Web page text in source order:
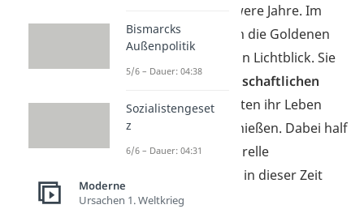
Deutschen viele schwere Jahre. Im
Vergleich dazu waren die Goldenen
Zwanziger für viele ein Lichtblick. Sie
profitierten vom
wirtschaftlichen
Wachstumund konnten ihr Leben
nun wieder mehr genießen. Dabei half
auch das große kulturelle
, das in dieser Zeit
entstand.
Bismarcks
Außenpolitik
5/6 – Dauer: 04:38
Sozialistengeset
z
6/6 – Dauer: 04:31
Moderne
Ursachen 1. Weltkrieg